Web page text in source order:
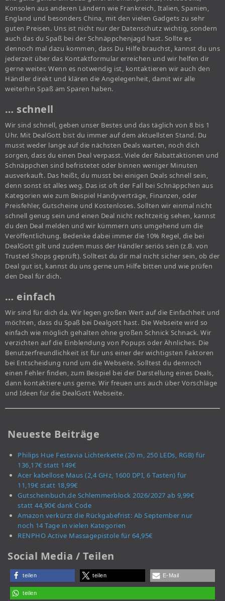
Konsolen aus anderen Ländern wie Frankreich, Italien, Spanien,
England und besonders China, mit den vielen Gadgets zu sehr
guten Preisen. Uns ist nicht nur der Datenschutz wichtig, sondern
auch das du Spaß bei der Schnäppchenjagd hast. Sollte es
dennoch mal dazu kommen, dass Du Hilfe brauchst, kannst du uns
jederzeit über das Kontaktformular erreichen und wir helfen dir
gerne weiter. Wenn es notwendig ist, kontaktieren wir auch den
Händler direkt und klären die Angelegenheit, damit wir alle
weiterhin Spaß am Sparen haben.
… schnell
Wir sind schnell, geben unser Bestes und das täglich von 8 bis 1
Uhr. Mit DealGott bist du immer auf dem aktuellsten Stand. Du
musst weder lange auf die nächsten Deals warten, noch dich
sorgen, dass du einen Deal verpasst. Viele der Rabattaktionen und
Schnäppchen sind befristetet oder binnen weniger Minuten
ausverkauft. Das heißt, du musst bei einigen Deals schnell sein,
denn sonst ist alles weg. Das ist oft der Fall bei Schnäppchen aus
Kategorien wie zum Beispiel Handyverträge, Finanzen, oder
Preisfehler, Gutscheine und Kostenloses. Sollten wir einmal nicht
schnell genug sein und einen Deal nicht rechtzeitig sehen, kannst
du den Deal melden und wir kümmern uns umgehend um die
Veröffentlichung. Bedenke dabei immer die 10% Regel, die bei
DealGott gilt und zudem muss der Händler seriös sein (z.B. von
Trusted Shops geprüft). Solltest du dir mal nicht sicher sein, ob der
Deal gut ist, kannst du uns gerne um Hilfe bitten und wie prüfen
den Deal für dich.
… einfach
Wir sind für dich da. Wir legen großen Wert auf die Einfachheit und
möchten, dass du Spaß bei Dealgott hast. Die Webseite wird so
einfach wie möglich gehalten ohne großen Schnick Schnack. Wir
verzichten auf die Einblendung von Popups oder Ähnliches. Die
Benutzerfreundlichkeit ist für uns einer der wichtigsten Faktoren
bei Entscheidung rund um die Webseite. Solltest du dennoch
einen Fehler finden, zum Beispiel bei der Darstellung eines Deals,
dann kontaktiere uns gerne. Wir freuen uns auch über Vorschläge
und Ideen für die DealGott Webseite.
Neueste Beiträge
Philips Hue Festavia Lichterkette (20 m, 250 LEDs, RGB) für
136,17€ statt 149€
Acer kabellose Maus (2,4 GHz, 1600 DPI, 6 Tasten) für
11,19€ statt 18,99€
Gutscheinbuch.de Schlemmerblock 2026/2027 ab 9,99€
statt 44,90€ dank Code
Amazon verkürzt die Rückgabefrist: Ab September nur
noch 14 Tage in vielen Kategorien
RENPHO Active Massagepistole für 64,95€
Social Media / Teilen
teilen teilen E-Mail
teilen